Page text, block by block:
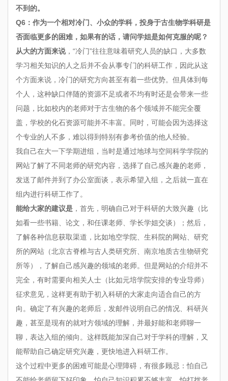
不到的。
Q6：作为一个相对冷门、小众的学科，投身于古生物学科研是
否面临更多的困难，如果有的话，请问学姐是如何克服的呢？
从大的方面来说，“冷门”往往意味着研究人员的缺口，大多数
学习相关知识的人之后并不会从事专门的科研工作，因此从这
个方面来说，冷门的研究方向甚至有着一些优势。但具体到每
个人，这种缺口伴随的资源不足或者不均有时还是会带来一些
问题，比如校内的老师对于古生物的各个领域并不能完全覆
盖，学校的化石资源可能并不丰富。同时，可能会因为选择这
个专业的人不多，难以得到特别有参考价值的他人经验。
我自己在大一下学期进组，当时是通过地球与空间科学学院的
网站了解了不同老师的研究内容，选择了自己感兴趣的老师，
发送了邮件并到了办公室面谈，表示希望入组，之后就一直在
组内进行科研工作了。
能给大家的建议是 ，首先，明确自己对于科研的大致兴趣（比
如看一些书籍、论文，和任课老师、学长学姐交谈）；然后，
了解各种信息获取渠道，比如地空学院、生科院的网站、研究
所的网站（北京古脊椎与古人类研究所、南京地质古生物研究
所等），了解自己感兴趣的领域的老师。但是网站的介绍并不
完全，有时需要向相关人士（比如元培学院安排的专业导师）
征求意见，这样更有助于初入科研的大家走向适合自己的方
向。确定了有兴趣的老师后，发邮件说明自己的情况、科研兴
趣，甚至是现有的就对方领域的理解，并最好能和老师聊一
聊，表达入组的倾向。这样既能加深自己对于学科的理解，又
能帮助自己确定研究兴趣，更快地进入科研工作。
这个过程中更多的困难可能是心理障碍，有很多顾忌：怕自己